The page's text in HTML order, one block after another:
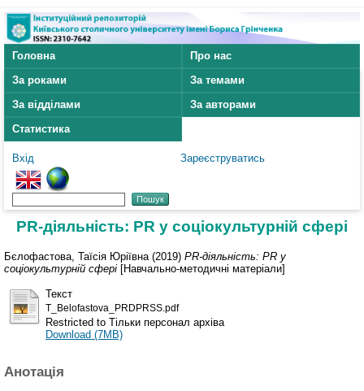
Головна
Про нас
За роками
За темами
За відділами
За авторами
Статистика
Вхід Зареєструватись
PR-діяльність: PR у соціокультурній сфері
Бєлофастова, Таїсія Юріївна (2019) PR-діяльність: PR у
соціокультурній сфері [Навчально-методичні матеріали]
Текст
T_Belofastova_PRDPRSS.pdf
Restricted to Тільки персонал архіва
Download (7MB)
Анотація